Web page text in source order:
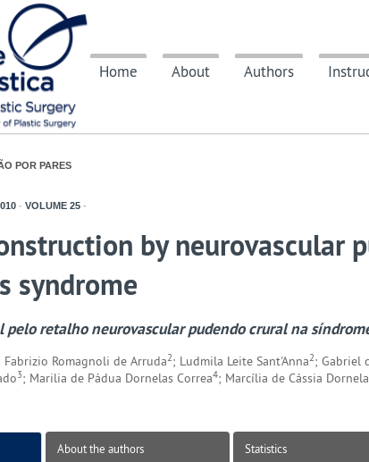
Home About Authors
POR PARES
- VOLUME 25 -
by neurovascular
syndrome
pelo retalho neurovascular pudendo crural na
Fabrizio Romagnoli de Arruda2; Ludmila Leite Sant'Anna2; Gabriel
3; Marilia de Pádua Dornelas Correa4; Marcília de Cássia
About the authors Statistics